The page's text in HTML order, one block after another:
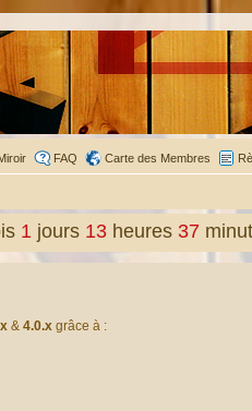
FAQ Carte des Membres
1 jours 13 heures 37
& 4.0.x grâce à :